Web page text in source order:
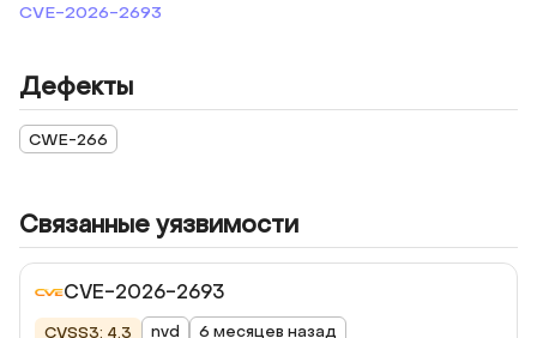
CVE-2026-2693
Дефекты
CWE-266
Связанные уязвимости
CVE-2026-2693
CVSS3: 4.3 nvd 6 месяцев назад